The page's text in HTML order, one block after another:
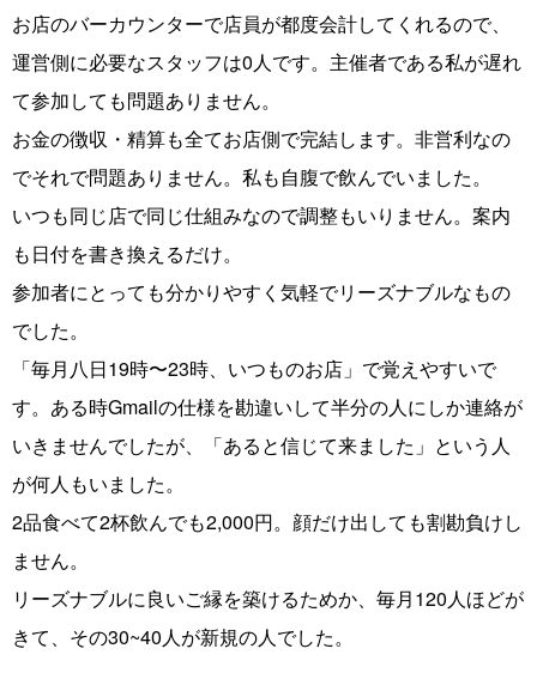
お店のバーカウンターで店員が都度会計してくれるので、
運営側に必要なスタッフは0人です。主催者である私が遅れ
て参加しても問題ありません。
お金の徴収・精算も全てお店側で完結します。非営利なの
でそれで問題ありません。私も自腹で飲んでいました。
いつも同じ店で同じ仕組みなので調整もいりません。案内
も日付を書き換えるだけ。
参加者にとっても分かりやすく気軽でリーズナブルなもの
でした。
「毎月八日19時〜23時、いつものお店」で覚えやすいで
す。ある時Gmailの仕様を勘違いして半分の人にしか連絡が
いきませんでしたが、「あると信じて来ました」という人
が何人もいました。
2品食べて2杯飲んでも2,000円。顔だけ出しても割勘負けし
ません。
リーズナブルに良いご縁を築けるためか、毎月120人ほどが
きて、その30~40人が新規の人でした。